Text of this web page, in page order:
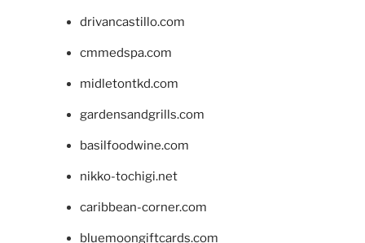
drivancastillo.com
cmmedspa.com
midletontkd.com
gardensandgrills.com
basilfoodwine.com
nikko-tochigi.net
caribbean-corner.com
bluemoongiftcards.com